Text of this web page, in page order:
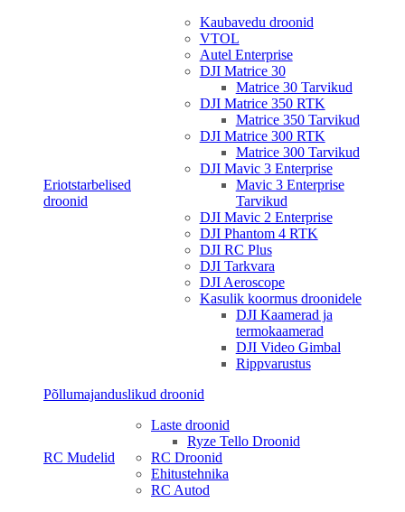
Eriotstarbelised
droonid
Kaubavedu droonid
VTOL
Autel Enterprise
DJI Matrice 30
Matrice 30 Tarvikud
DJI Matrice 350 RTK
Matrice 350 Tarvikud
DJI Matrice 300 RTK
Matrice 300 Tarvikud
DJI Mavic 3 Enterprise
Mavic 3 Enterprise
Tarvikud
DJI Mavic 2 Enterprise
DJI Phantom 4 RTK
DJI RC Plus
DJI Tarkvara
DJI Aeroscope
Kasulik koormus droonidele
DJI Kaamerad ja
termokaamerad
DJI Video Gimbal
Rippvarustus
Põllumajanduslikud droonid
RC Mudelid
Laste droonid
Ryze Tello Droonid
RC Droonid
Ehitustehnika
RC Autod